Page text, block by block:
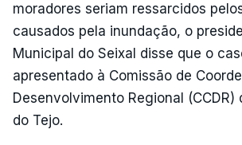
moradores seriam ressarcidos
causados pela inundação, o
Municipal do Seixal disse que o
apresentado à Comissão de
Desenvolvimento Regional (CCDR)
do Tejo.